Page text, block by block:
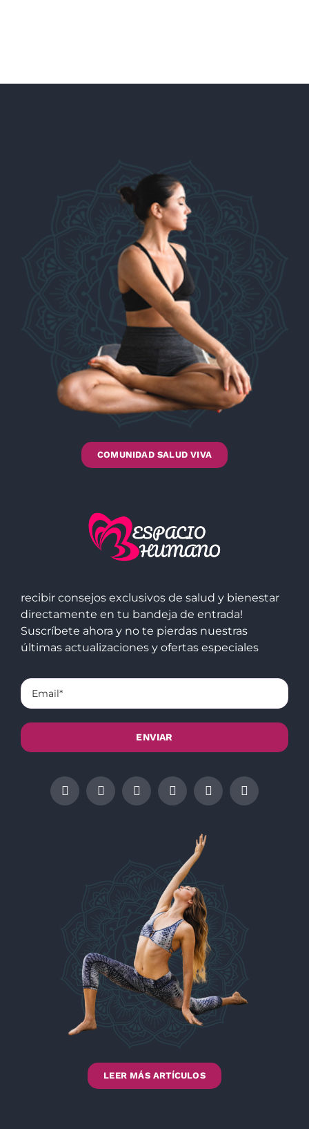
COMUNIDAD SALUD VIVA
recibir consejos exclusivos de salud y bienestar
directamente en tu bandeja de entrada!
Suscríbete ahora y no te pierdas nuestras
últimas actualizaciones y ofertas especiales
LEER MÁS ARTÍCULOS